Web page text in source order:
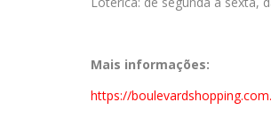
Mais informações:
https://boulevardshopping.com.